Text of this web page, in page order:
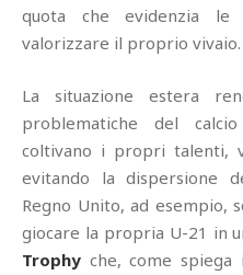
quota che evidenzia
valorizzare il proprio vivaio.
La situazione estera
problematiche del
coltivano i propri talenti,
evitando la dispersione
Regno Unito, ad esempio,
giocare la propria U-21 in
Trophy che, come